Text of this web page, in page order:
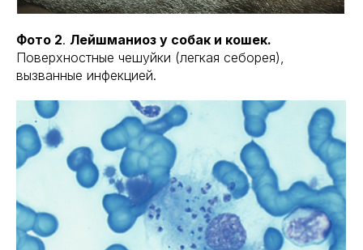
Фото 2. Лейшманиоз у собак и кошек.
Поверхностные чешуйки (легкая себорея),
вызванные инфекцией.